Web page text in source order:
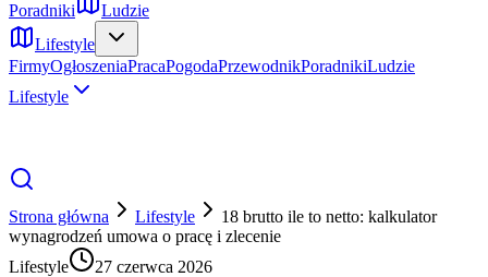
Poradniki
Ludzie
Lifestyle
FirmyOgłoszeniaPracaPogodaPrzewodnikPoradnikiLudzie
Lifestyle
Strona główna Lifestyle
18 brutto ile to netto: kalkulator
wynagrodzeń umowa o pracę i zlecenie
Lifestyle
27 czerwca 2026